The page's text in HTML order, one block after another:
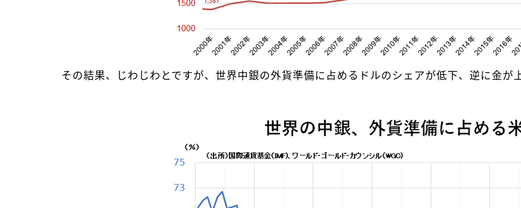
その結果、じわじわとですが、世界中銀の外貨準備に占めるドルのシェアが低下、逆に金が